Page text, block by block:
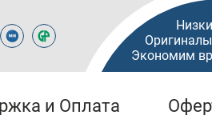
Экономим
и Оплата